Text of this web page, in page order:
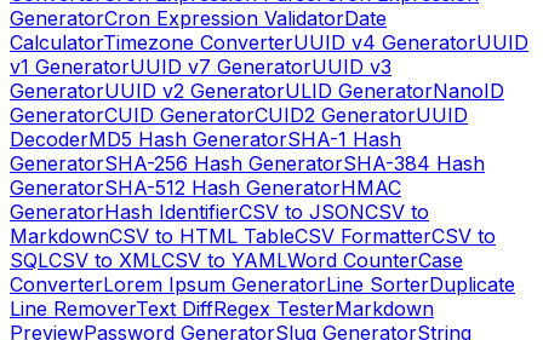
GeneratorCron Expression ValidatorDate
CalculatorTimezone ConverterUUID v4 GeneratorUUID
v1 GeneratorUUID v7 GeneratorUUID v3
GeneratorUUID v2 GeneratorULID GeneratorNanoID
GeneratorCUID GeneratorCUID2 GeneratorUUID
DecoderMD5 Hash GeneratorSHA-1 Hash
GeneratorSHA-256 Hash GeneratorSHA-384 Hash
GeneratorSHA-512 Hash GeneratorHMAC
GeneratorHash IdentifierCSV to JSONCSV to
MarkdownCSV to HTML TableCSV FormatterCSV to
SQLCSV to XMLCSV to YAMLWord CounterCase
ConverterLorem Ipsum GeneratorLine SorterDuplicate
Line RemoverText DiffRegex TesterMarkdown
PreviewPassword GeneratorSlug GeneratorString